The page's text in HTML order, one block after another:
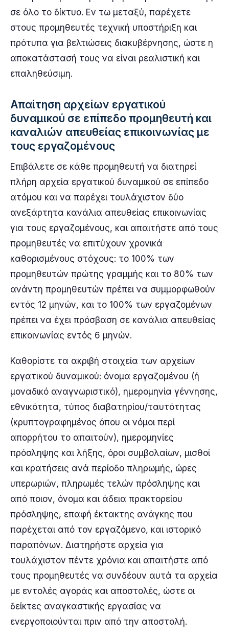
σε όλο το δίκτυο. Εν τω μεταξύ, παρέχετε
στους προμηθευτές τεχνική υποστήριξη και
πρότυπα για βελτιώσεις διακυβέρνησης, ώστε η
αποκατάστασή τους να είναι ρεαλιστική και
επαληθεύσιμη.
Απαίτηση αρχείων εργατικού
δυναμικού σε επίπεδο προμηθευτή και
καναλιών απευθείας επικοινωνίας με
τους εργαζομένους
Επιβάλετε σε κάθε προμηθευτή να διατηρεί
πλήρη αρχεία εργατικού δυναμικού σε επίπεδο
ατόμου και να παρέχει τουλάχιστον δύο
ανεξάρτητα κανάλια απευθείας επικοινωνίας
για τους εργαζομένους, και απαιτήστε από τους
προμηθευτές να επιτύχουν χρονικά
καθορισμένους στόχους: το 100% των
προμηθευτών πρώτης γραμμής και το 80% των
ανάντη προμηθευτών πρέπει να συμμορφωθούν
εντός 12 μηνών, και το 100% των εργαζομένων
πρέπει να έχει πρόσβαση σε κανάλια απευθείας
επικοινωνίας εντός 6 μηνών.
Καθορίστε τα ακριβή στοιχεία των αρχείων
εργατικού δυναμικού: όνομα εργαζομένου (ή
μοναδικό αναγνωριστικό), ημερομηνία γέννησης,
εθνικότητα, τύπος διαβατηρίου/ταυτότητας
(κρυπτογραφημένος όπου οι νόμοι περί
απορρήτου το απαιτούν), ημερομηνίες
πρόσληψης και λήξης, όροι συμβολαίων, μισθοί
και κρατήσεις ανά περίοδο πληρωμής, ώρες
υπερωριών, πληρωμές τελών πρόσληψης και
από ποιον, όνομα και άδεια πρακτορείου
πρόσληψης, επαφή έκτακτης ανάγκης που
παρέχεται από τον εργαζόμενο, και ιστορικό
παραπόνων. Διατηρήστε αρχεία για
τουλάχιστον πέντε χρόνια και απαιτήστε από
τους προμηθευτές να συνδέουν αυτά τα αρχεία
με εντολές αγοράς και αποστολές, ώστε οι
δείκτες αναγκαστικής εργασίας να
ενεργοποιούνται πριν από την αποστολή.